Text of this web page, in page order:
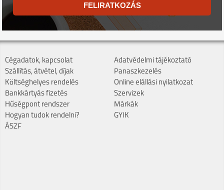
FELIRATKOZÁS
Cégadatok, kapcsolat
Szállítás, átvétel, díjak
Költséghelyes rendelés
Bankkártyás fizetés
Hűségpont rendszer
Hogyan tudok rendelni?
ÁSZF
Adatvédelmi tájékoztató
Panaszkezelés
Online elállási nyilatkozat
Szervizek
Márkák
GYIK